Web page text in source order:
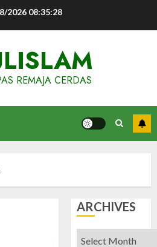
2026 08:35:28
REMAJA CERDAS
ARCHIVES
Archives